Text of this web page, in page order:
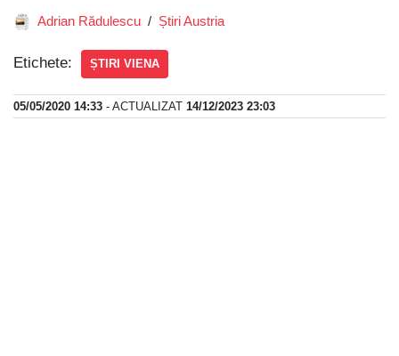
Adrian Rădulescu Știri Austria
Etichete: ȘTIRI VIENA
05/05/2020 14:33 - ACTUALIZAT 14/12/2023 23:03